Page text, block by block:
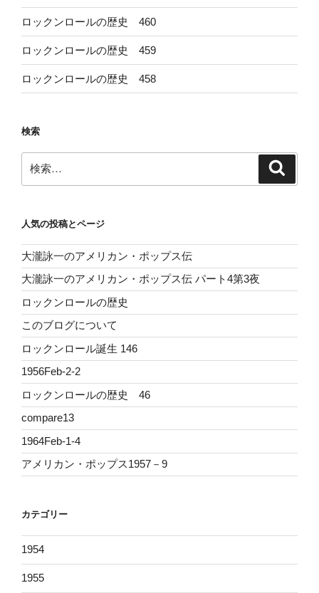
ロックンロールの歴史 460
ロックンロールの歴史 459
ロックンロールの歴史 458
検索
索:
人気の投稿とページ
大瀧詠一のアメリカン・ポップス伝
大瀧詠一のアメリカン・ポップス伝 パート4第3夜
ロックンロールの歴史
このブログについて
ロックンロール誕生 146
1956Feb-2-2
ロックンロールの歴史 46
compare13
1964Feb-1-4
アメリカン・ポップス1957－9
カテゴリー
1954
1955